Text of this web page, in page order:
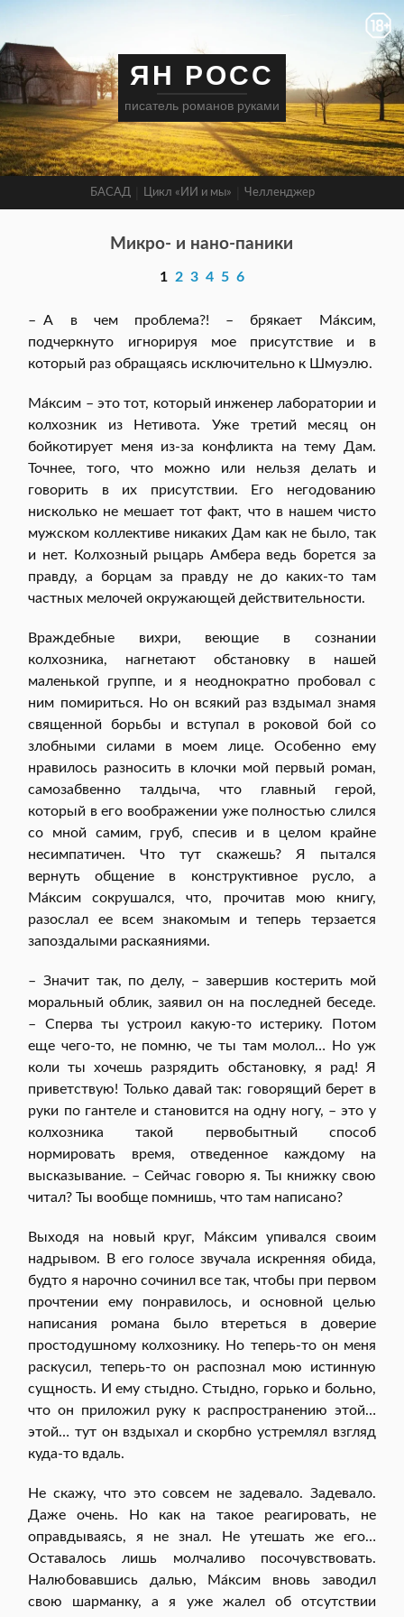
ЯН РОСС
писатель романов руками
БАСАД Цикл «ИИ и мы» Челленджер
Микро- и нано-паники
1 2 3 4 5 6
– А в чем проблема?! – брякает Ма́ксим,
подчеркнуто игнорируя мое присутствие и в
который раз обращаясь исключительно к Шмуэлю.
Ма́ксим – это тот, который инженер лаборатории и
колхозник из Нетивота. Уже третий месяц он
бойкотирует меня из-за конфликта на тему Дам.
Точнее, того, что можно или нельзя делать и
говорить в их присутствии. Его негодованию
нисколько не мешает тот факт, что в нашем чисто
мужском коллективе никаких Дам как не было, так
и нет. Колхозный рыцарь Амбера ведь борется за
правду, а борцам за правду не до каких-то там
частных мелочей окружающей действительности.
Враждебные вихри, веющие в сознании
колхозника, нагнетают обстановку в нашей
маленькой группе, и я неоднократно пробовал с
ним помириться. Но он всякий раз вздымал знамя
священной борьбы и вступал в роковой бой со
злобными силами в моем лице. Особенно ему
нравилось разносить в клочки мой первый роман,
самозабвенно талдыча, что главный герой,
который в его воображении уже полностью слился
со мной самим, груб, спесив и в целом крайне
несимпатичен. Что тут скажешь? Я пытался
вернуть общение в конструктивное русло, а
Ма́ксим сокрушался, что, прочитав мою книгу,
разослал ее всем знакомым и теперь терзается
запоздалыми раскаяниями.
– Значит так, по делу, – завершив костерить мой
моральный облик, заявил он на последней беседе.
– Сперва ты устроил какую-то истерику. Потом
еще чего-то, не помню, че ты там молол… Но уж
коли ты хочешь разрядить обстановку, я рад! Я
приветствую! Только давай так: говорящий берет в
руки по гантеле и становится на одну ногу, – это у
колхозника такой первобытный способ
нормировать время, отведенное каждому на
высказывание. – Сейчас говорю я. Ты книжку свою
читал? Ты вообще помнишь, что там написано?
Выходя на новый круг, Ма́ксим упивался своим
надрывом. В его голосе звучала искренняя обида,
будто я нарочно сочинил все так, чтобы при первом
прочтении ему понравилось, и основной целью
написания романа было втереться в доверие
простодушному колхознику. Но теперь-то он меня
раскусил, теперь-то он распознал мою истинную
сущность. И ему стыдно. Стыдно, горько и больно,
что он приложил руку к распространению этой…
этой… тут он вздыхал и скорбно устремлял взгляд
куда-то вдаль.
Не скажу, что это совсем не задевало. Задевало.
Даже очень. Но как на такое реагировать, не
оправдываясь, я не знал. Не утешать же его…
Оставалось лишь молчаливо посочувствовать.
Налюбовавшись далью, Ма́ксим вновь заводил
свою шарманку, а я уже жалел об отсутствии